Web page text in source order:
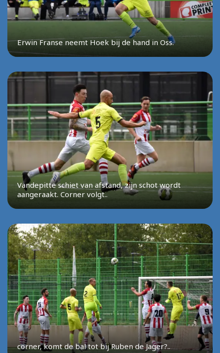
Erwin Franse neemt Hoek bij de hand in Oss.
Vandepitte schiet van afstand, zijn schot wordt
aangeraakt. Corner volgt..
corner, komt de bal tot bij Ruben de Jager?..